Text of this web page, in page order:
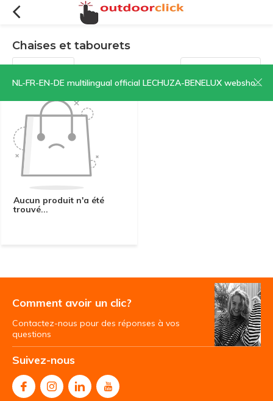
NL-FR-EN-DE multilingual official LECHUZA-BENELUX webshop | CLICK HERE NOW!
Chaises et tabourets
Filtres Trier par:
Aucun produit n'a été
trouvé...
Comment avoir un clic?
Contactez-nous pour des réponses à vos
questions
Suivez-nous